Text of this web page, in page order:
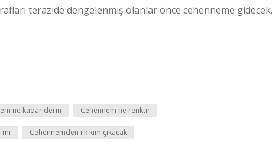
terazide dengelenmiş olanlar önce cehenneme gidecek.
ne kadar derin Cehennem ne renktir
Cehennemden ilk kim çıkacak